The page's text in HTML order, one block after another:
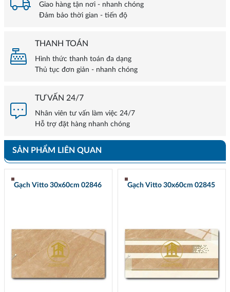
Giao hàng tận nơi - nhanh chóng
Đảm bảo thời gian - tiến độ
THANH TOÁN
Hình thức thanh toán đa dạng
Thủ tục đơn giản - nhanh chóng
TƯ VẤN 24/7
Nhân viên tư vấn làm việc 24/7
Hỗ trợ đặt hàng nhanh chóng
SẢN PHẨM LIÊN QUAN
Gạch Vitto 30x60cm 02846 Gạch Vitto 30x60cm 02845